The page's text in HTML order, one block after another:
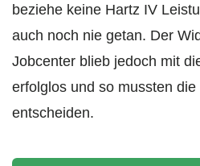
beziehe keine Hartz IV
auch noch nie getan. Der
Jobcenter blieb jedoch mit
erfolglos und so mussten
entscheiden.